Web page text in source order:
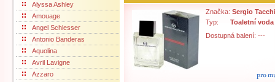
Alyssa Ashley
Amouage
Angel Schlesser
Antonio Banderas
Aquolina
Avril Lavigne
Azzaro
Značka: Sergio
Typ:
Toaletní voda
Dostupná balení: ---